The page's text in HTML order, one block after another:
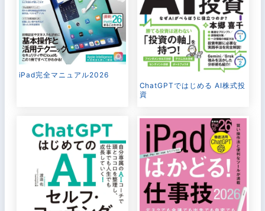
iPad完全マニュアル2026
ChatGPTではじめる AI株式投
資